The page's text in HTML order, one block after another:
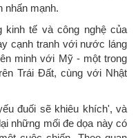
nhấn mạnh.
kinh tế và công nghệ của
cạnh tranh với nước láng
minh với Mỹ - một trong
Trái Đất, cùng với Nhật
đuối sẽ khiêu khích', và
những mối đe dọa này có